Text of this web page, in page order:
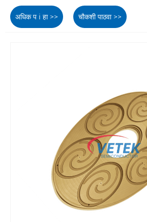
अधिक प i हा >> चौकशी पाठवा >>